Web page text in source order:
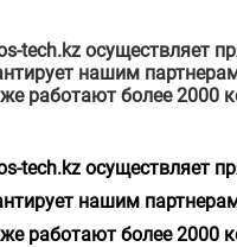
tech.kz осуществляет
нашим
работают более 2000
tech.kz осуществляет
нашим
работают более 2000